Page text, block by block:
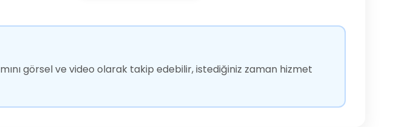
görsel ve video olarak takip edebilir, istediğiniz zaman hizmet